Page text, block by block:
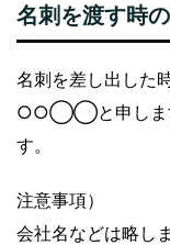
名刺を渡す時
名刺を差し出し
○○◯◯と申します
す。
注意事項）
会社名などは略し